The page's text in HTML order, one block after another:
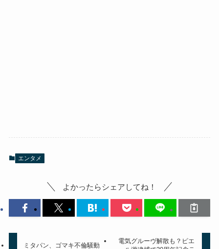
エンタメ
よかったらシェアしてね！
ミタパン、ゴマキ不倫騒動
電気グルーヴ解散も？ピエ